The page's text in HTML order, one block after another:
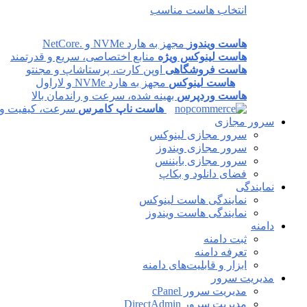
انتخاب هاست مناسب
هاست ویندوز مجهز به هارد NVMe و .NetCore
هاست لینوکس ویژه منابع اختصاصی، سریع و قدرتمند
هاست فروشگاهی اوپن کارت، پرستاشاپ و مجنتو
هاست لینوکس مجهز به هارد NVMe و لاراول
هاست وردپرس بهینه شده، سرعت و راندمان بالا
هاست ناپ کامرس سرعت، کیفیت و
سرور مجازی
سرور مجازی لینوکس
سرور مجازی ویندوز
سرور مجازی بایننس
فضای دانلود و بکاپ
نمایندگی
نمایندگی هاست لینوکس
نمایندگی هاست ویندوز
دامنه
ثبت دامنه
تعرفه دامنه
ابزار و قابلیت‌های دامنه
مدیریت سرور
مدیریت سرور cPanel
مدیریت سرور DirectAdmin